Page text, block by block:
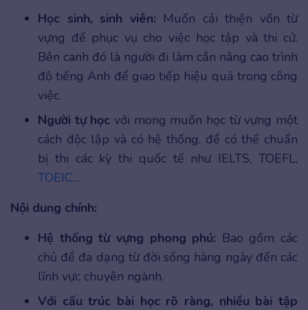
Học sinh, sinh viên: Muốn cải thiện vốn từ
vựng để phục vụ cho việc học tập và thi cử.
Bên canh đó là người đi làm cần nâng cao trình
độ tiếng Anh để giao tiếp hiệu quả trong công
việc.
Người tự học với mong muốn học từ vựng một
cách độc lập và có hệ thống. để có thể chuẩn
bị thi các kỳ thi quốc tế như IELTS, TOEFL,
TOEIC…
Nội dung chính:
Hệ thống từ vựng phong phú: Bao gồm các
chủ đề đa dạng từ đời sống hàng ngày đến các
lĩnh vực chuyên ngành.
Với cấu trúc bài học rõ ràng, nhiều bài tập